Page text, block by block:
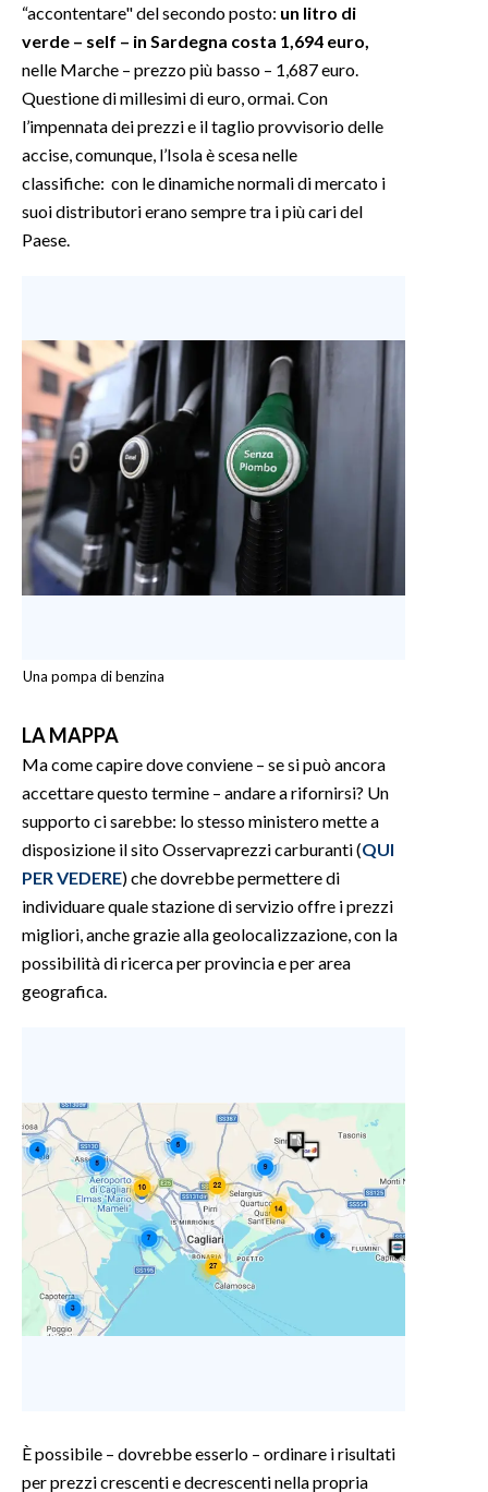
“accontentare" del secondo posto: un litro di
verde – self – in Sardegna costa 1,694 euro,
nelle Marche – prezzo più basso – 1,687 euro.
Questione di millesimi di euro, ormai. Con
l’impennata dei prezzi e il taglio provvisorio delle
accise, comunque, l’Isola è scesa nelle
classifiche: con le dinamiche normali di mercato i
suoi distributori erano sempre tra i più cari del
Paese.
Una pompa di benzina
LA MAPPA
Ma come capire dove conviene – se si può ancora
accettare questo termine – andare a rifornirsi? Un
supporto ci sarebbe: lo stesso ministero mette a
disposizione il sito Osservaprezzi carburanti (QUI
PER VEDERE) che dovrebbe permettere di
individuare quale stazione di servizio offre i prezzi
migliori, anche grazie alla geolocalizzazione, con la
possibilità di ricerca per provincia e per area
geografica.
È possibile – dovrebbe esserlo – ordinare i risultati
per prezzi crescenti e decrescenti nella propria